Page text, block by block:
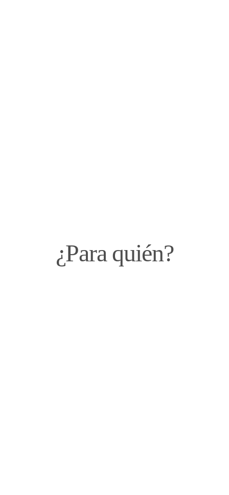
¿Para quién?